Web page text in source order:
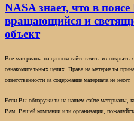
NASA знает, что в
вращающийся и
объект
Все материалы на данном сайте взяты из
ознакомительных целях. Права на материалы
ответственности за содержание материала не несет.
Если Вы обнаружили на нашем сайте материалы,
Вам, Вашей компании или организации,